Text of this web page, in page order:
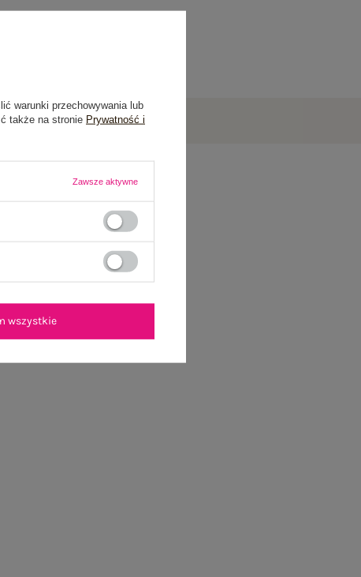
warunki przechowywania lub
także na stronie Prywatność i
Zawsze aktywne
wszystkie